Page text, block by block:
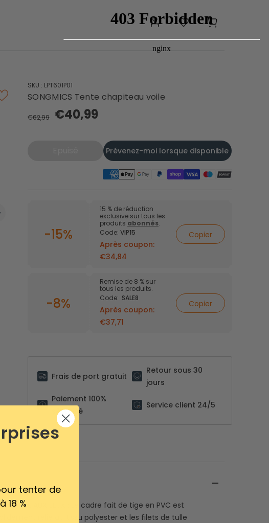
Portemanteaux
d’entrée
Étagères multi-
usage
chaussures
Chariots de
rangement
Boîtes de
rangement
SKU : LPT601P01
SONGMICS Tente chapiteau voile
€62,99 €40,99
Prévenez-moi lorsque disponible
-15%
15 % de réduction
exclusive sur tous les
produits abonnés.
Code: VIP15
Après coupon:
€34,84
Copier
-8%
Remise de 8 % sur
tous les produits.
Code: SALE8
Après coupon:
€37,71
Copier
Frais de port gratuit
Retour sous 30
jours
Paiement 100%
sécurisé
Service client 24/5
RÉSISTE AUX JEUX : Le cadre fait de tige en PVC est
solidement relié au tissu polyester et les filets de tulle
tenter de
18 %